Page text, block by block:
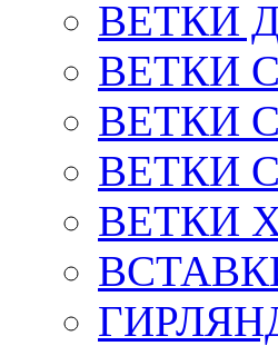
ВЕТКИ
ВЕТКИ
ВЕТКИ
ВЕТКИ
ВЕТКИ